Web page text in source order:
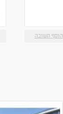
הוסף תשובה